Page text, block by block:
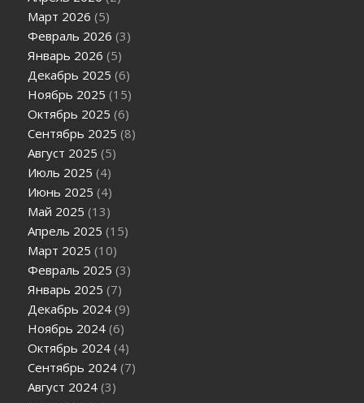
Март 2026 (5)
Февраль 2026 (3)
Январь 2026 (5)
Декабрь 2025 (6)
Ноябрь 2025 (15)
Октябрь 2025 (6)
Сентябрь 2025 (8)
Август 2025 (5)
Июль 2025 (4)
Июнь 2025 (4)
Май 2025 (13)
Апрель 2025 (15)
Март 2025 (10)
Февраль 2025 (3)
Январь 2025 (7)
Декабрь 2024 (9)
Ноябрь 2024 (6)
Октябрь 2024 (4)
Сентябрь 2024 (7)
Август 2024 (3)